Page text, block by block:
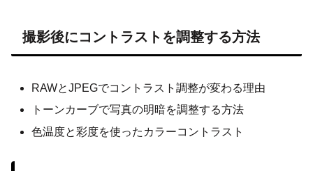
撮影後にコントラストを調整する方法
RAWとJPEGでコントラスト調整が変わる理由
トーンカーブで写真の明暗を調整する方法
色温度と彩度を使ったカラーコントラスト